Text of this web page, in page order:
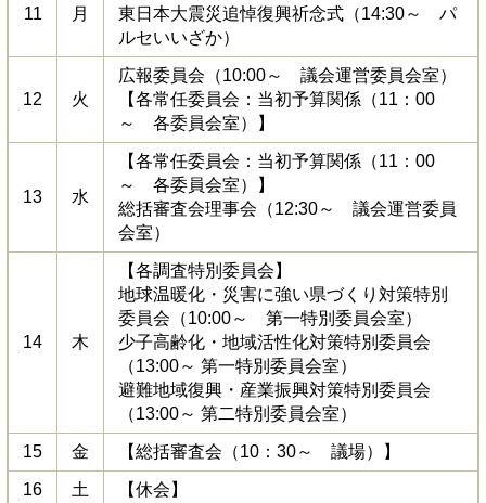
11 月
東日本大震災追悼復興祈念式（14:30～ パ
ルセいいざか）
12 火
広報委員会（10:00～ 議会運営委員会室）
【各常任委員会：当初予算関係（11：00
～ 各委員会室）】
13 水
【各常任委員会：当初予算関係（11：00
～ 各委員会室）】
総括審査会理事会（12:30～ 議会運営委員
会室）
14 木
【各調査特別委員会】
地球温暖化・災害に強い県づくり対策特別
委員会（10:00～ 第一特別委員会室）
少子高齢化・地域活性化対策特別委員会
（13:00～ 第一特別委員会室）
避難地域復興・産業振興対策特別委員会
（13:00～ 第二特別委員会室）
15 金 【総括審査会（10：30～ 議場）】
16 土 【休会】